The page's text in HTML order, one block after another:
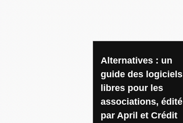
ecrans
Alternatives : un
guide des logiciels
libres pour les
associations, édité
par April et Crédit